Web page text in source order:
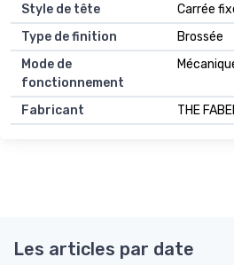
Style de tête
Carrée
Type de finition
Brossée
Mode de
fonctionnement
Fabricant THE
Les articles par date